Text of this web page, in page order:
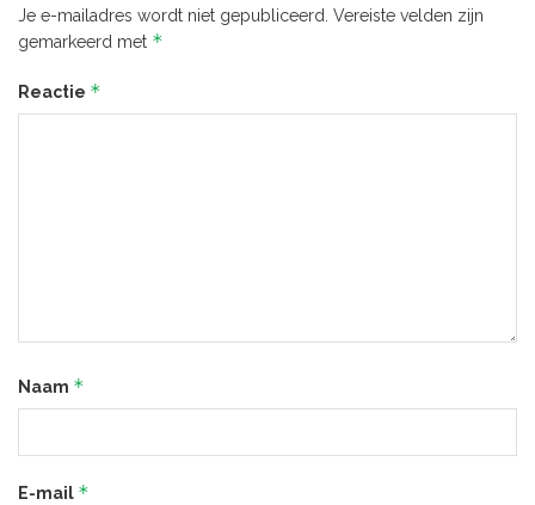
Je e-mailadres wordt niet gepubliceerd. Vereiste velden zijn
gemarkeerd met *
Reactie *
Naam *
E-mail *